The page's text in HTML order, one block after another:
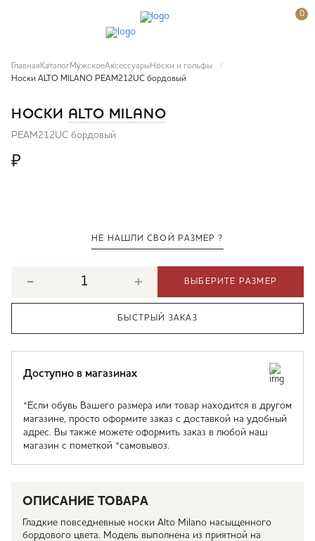
0
Главная КаталогМужскоеАксессуары Носки и гольфы
Носки ALTO MILANO PEAM212UC бордовый
НОСКИ ALTO MILANO
PEAM212UC бордовый
₽
НЕ НАШЛИ СВОЙ РАЗМЕР ?
ВЫБЕРИТЕ РАЗМЕР
БЫСТРЫЙ ЗАКАЗ
Доступно в магазинах
*Если обувь Вашего размера или товар находится в другом
магазине, просто оформите заказ с доставкой на удобный
адрес. Вы также можете оформить заказ в любой наш
магазин с пометкой *самовывоз.
ОПИСАНИЕ ТОВАРА
Гладкие повседневные носки Alto Milano насыщенного
бордового цвета. Модель выполнена из приятной на